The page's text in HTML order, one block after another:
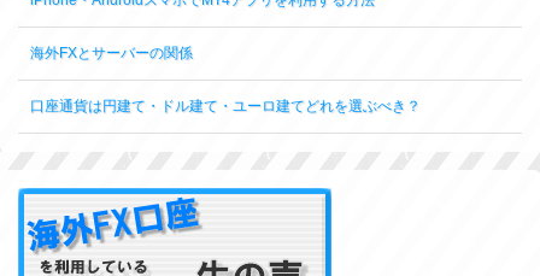
海外FXとサーバーの関係
口座通貨は円建て・ドル建て・ユーロ建てどれを選ぶべき？